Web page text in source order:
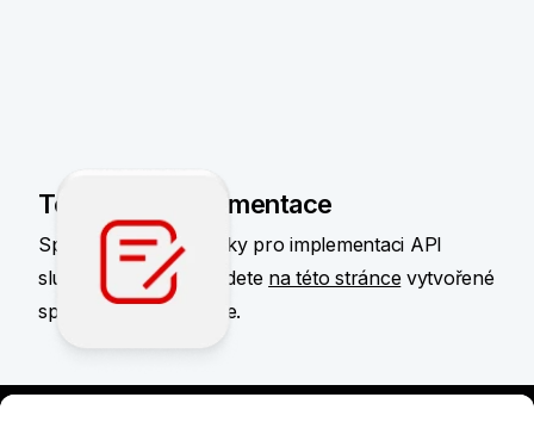
Technická dokumentace
Specifikace a podmínky pro implementaci API
služeb do aplikací najdete na této stráncevytvořené
speciálně pro vývojáře.